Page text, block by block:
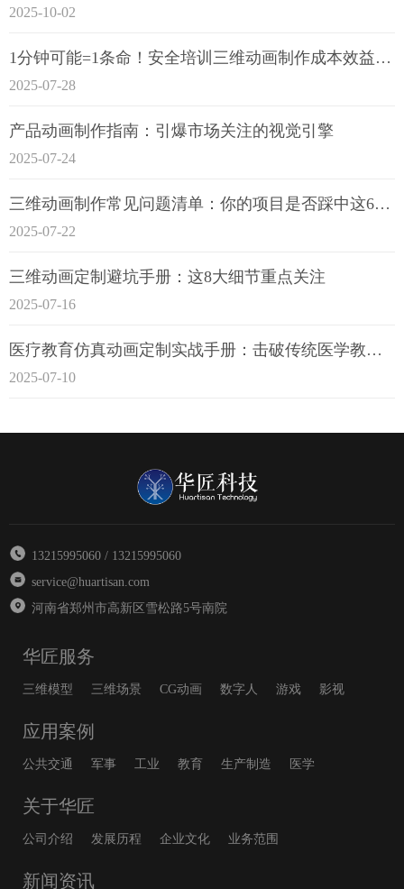
2025-10-02
1分钟可能=1条命！安全培训三维动画制作成本效益深度拆解
2025-07-28
产品动画制作指南：引爆市场关注的视觉引擎
2025-07-24
三维动画制作常见问题清单：你的项目是否踩中这6大技术雷区？
2025-07-22
三维动画定制避坑手册：这8大细节重点关注
2025-07-16
医疗教育仿真动画定制实战手册：击破传统医学教育7大痛点
2025-07-10
13215995060 / 13215995060
service@huartisan.com
河南省郑州市高新区雪松路5号南院
华匠服务
三维模型 三维场景 CG动画 数字人 游戏 影视
应用案例
公共交通 军事 工业 教育 生产制造 医学
关于华匠
公司介绍 发展历程 企业文化 业务范围
新闻资讯